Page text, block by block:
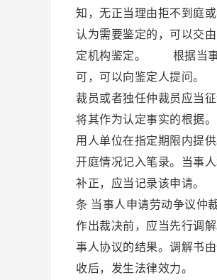
知，无正当理由拒不到庭
认为需要鉴定的，可以交
定机构鉴定。 根据当事
可，可以向鉴定人提问。
裁员或者独任仲裁员应当
将其作为认定事实的根据
用人单位在指定期限内提
开庭情况记入笔录。当事
补正，应当记录该申请
条 当事人申请劳动争议
作出裁决前，应当先行
事人协议的结果。调解书
收后，发生法律效力。